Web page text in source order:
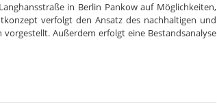
in Berlin Pankow auf Möglichkeiten,
verfolgt den Ansatz des nachhaltigen und
Außerdem erfolgt eine Bestandsanalyse